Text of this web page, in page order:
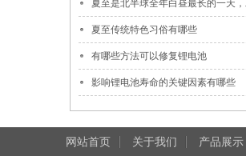
夏至是北半球全年白昼最长的一天‌
夏至传统特色习俗有哪些
有哪些方法可以修复锂电池
影响锂电池寿命的关键因素有哪些
网站首页 关于我们 产品展示